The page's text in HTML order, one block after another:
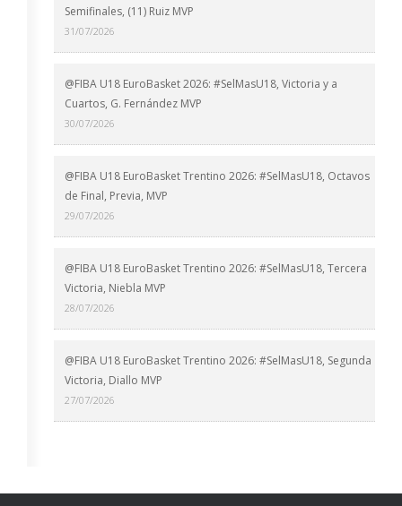
Semifinales, (11) Ruiz MVP
31/07/2026
@FIBA U18 EuroBasket 2026: #SelMasU18, Victoria y a
Cuartos, G. Fernández MVP
30/07/2026
@FIBA U18 EuroBasket Trentino 2026: #SelMasU18, Octavos
de Final, Previa, MVP
29/07/2026
@FIBA U18 EuroBasket Trentino 2026: #SelMasU18, Tercera
Victoria, Niebla MVP
28/07/2026
@FIBA U18 EuroBasket Trentino 2026: #SelMasU18, Segunda
Victoria, Diallo MVP
27/07/2026